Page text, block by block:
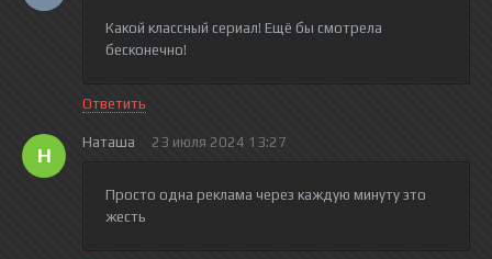
Какой классный сериал! Ещё бы смотрела
бесконечно!
Ответить
Н
Наташа 23 июля 2024 13:27
Просто одна реклама через каждую минуту это
жесть